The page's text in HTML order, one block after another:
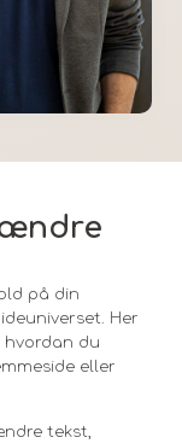
på din
Her
hvordan du
eller
tekst,